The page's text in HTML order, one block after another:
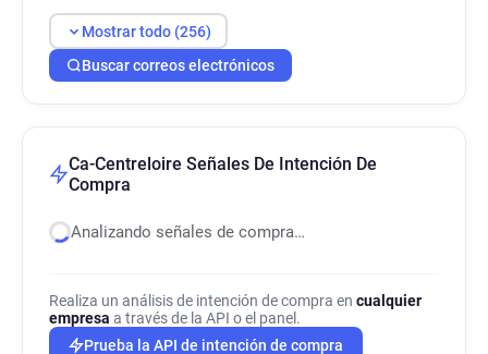
a*****@ca-centreloire.fr
z***********@ca-centreloire.fr
s*********@ca-centreloire.fr
j*********@ca-centreloire.fr
n*******@ca-centreloire.fr
t***********@ca-centreloire.fr
m*********@ca-centreloire.fr
w*****@ca-centreloire.fr
y********@ca-centreloire.fr
Mostrar todo (256)
Buscar correos electrónicos
Ca-Centreloire Señales De Intención De
Compra
Analizando señales de compra…
Realiza un análisis de intención de compra en cualquier
empresa a través de la API o el panel.
Prueba la API de intención de compra